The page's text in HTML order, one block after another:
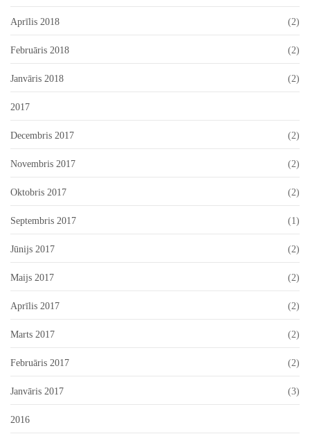
Aprīlis 2018 (2)
Februāris 2018 (2)
Janvāris 2018 (2)
2017
Decembris 2017 (2)
Novembris 2017 (2)
Oktobris 2017 (2)
Septembris 2017 (1)
Jūnijs 2017 (2)
Maijs 2017 (2)
Aprīlis 2017 (2)
Marts 2017 (2)
Februāris 2017 (2)
Janvāris 2017 (3)
2016